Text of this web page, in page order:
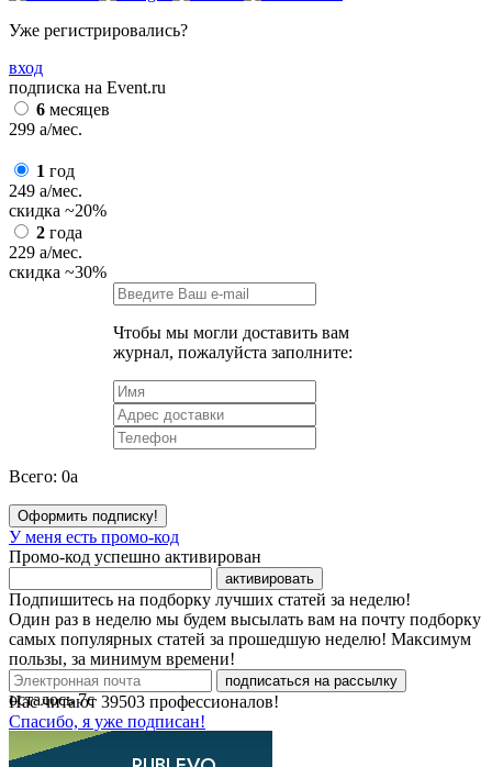
Уже регистрировались?
вход
подписка на Event.ru
6 месяцев
299 a/мес.
1 год
249 a/мес.
скидка ~20%
2 года
229 a/мес.
скидка ~30%
Чтобы мы могли доставить вам
журнал, пожалуйста заполните:
Всего: 0a
Оформить подписку!
У меня есть промо-код
Промо-код успешно активирован
активировать
Подпишитесь на подборку лучших статей за неделю!
Один раз в неделю мы будем высылать вам на почту подборку
самых популярных статей за прошедшую неделю! Максимум
пользы, за минимум времени!
подписаться на рассылку
Нас читают 39503 профессионалов!
Спасибо, я уже подписан!
осталось7с